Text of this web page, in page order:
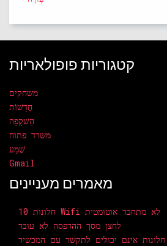
קטגוריות פופולאריות
משחקים
חֲדָשׁוֹת
הַשׁקָפָה
משרד פתוח
שֶׁמַע
Gmail
מאמרים מעניינים
חלונות 10 Wifi לא מתחבר אוטומטית
לחצן מסך ההדפסה לא עובד
חלונות אינם יכולים לתקשר עם המכשיר